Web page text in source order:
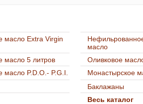
масло Extra Virgin
масло
масло 5 литров
Оливковое
масло P.D.O.- P.G.I.
Монастырское
Баклажаны
Весь каталог